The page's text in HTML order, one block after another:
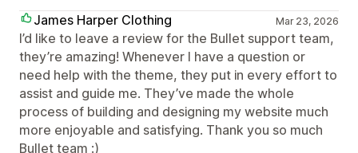
James Harper Clothing
Mar 23, 2026
I’d like to leave a review for the Bullet support team,
they’re amazing! Whenever I have a question or
need help with the theme, they put in every effort to
assist and guide me. They’ve made the whole
process of building and designing my website much
more enjoyable and satisfying. Thank you so much
Bullet team :)